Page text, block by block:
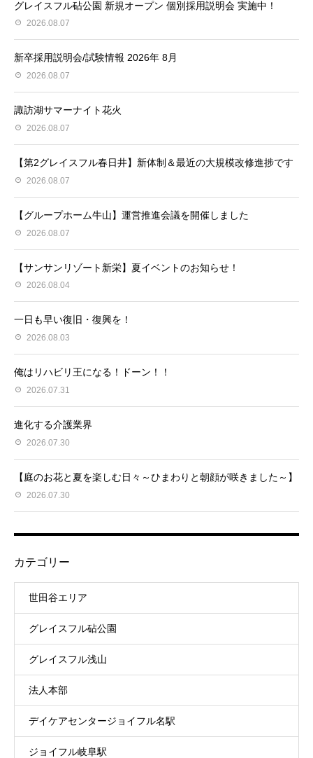
グレイスフル砧公園 新規オープン 個別採用説明会 実施中！
2026.08.07
新卒採用説明会/試験情報 2026年 8月
2026.08.07
諏訪湖サマーナイト花火
2026.08.07
【第2グレイスフル春日井】新体制＆最近の大規模改修進捗です
2026.08.07
【グループホーム牛山】運営推進会議を開催しました
2026.08.07
【サンサンリゾート新栄】夏イベントのお知らせ！
2026.08.04
一日も早い復旧・復興を！
2026.08.03
俺はリハビリ王になる！ドーン！！
2026.07.31
進化する介護業界
2026.07.30
【庭のお花と夏を楽しむ日々～ひまわりと朝顔が咲きました～】
2026.07.30
カテゴリー
世田谷エリア
グレイスフル砧公園
グレイスフル浅山
法人本部
デイケアセンタージョイフル名駅
ジョイフル岐阜駅